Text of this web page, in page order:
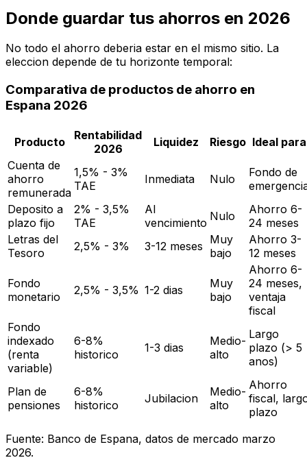
Donde guardar tus ahorros en 2026
No todo el ahorro deberia estar en el mismo sitio. La
eleccion depende de tu horizonte temporal:
Comparativa de productos de ahorro en
Espana 2026
Producto
Rentabilidad
2026
Liquidez Riesgo Ideal para
Cuenta de
ahorro
remunerada
1,5% - 3%
TAE
Inmediata Nulo
Fondo de
Deposito a
plazo fijo
2% - 3,5%
TAE
Al
vencimiento Nulo
Ahorro 6-
24 meses
Letras del
Tesoro
2,5% - 3% 3-12 meses Muy
bajo
Ahorro 3-
12 meses
Fondo
monetario
2,5% - 3,5% 1-2 dias
Muy
bajo
Ahorro 6-
24 meses,
ventaja
fiscal
Fondo
indexado
(renta
variable)
6-8%
historico
1-3 dias
Medio-
alto
Largo
plazo (> 5
anos)
Plan de
pensiones
6-8%
historico
Jubilacion
Medio-
alto
Ahorro
fiscal,
plazo
Fuente: Banco de Espana, datos de mercado marzo
2026.